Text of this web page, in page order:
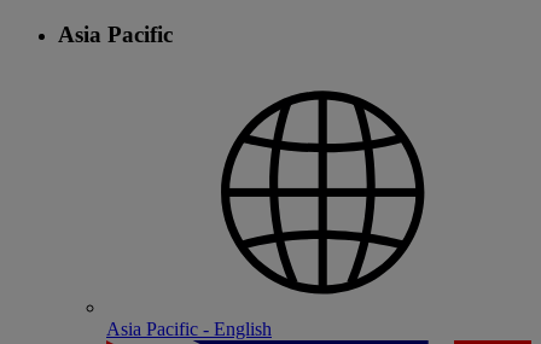
Asia Pacific
Asia Pacific - English